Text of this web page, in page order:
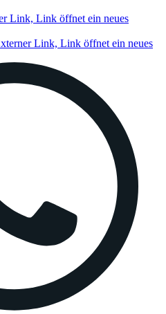
Link, Link öffnet ein neues
Link, Link öffnet ein neues